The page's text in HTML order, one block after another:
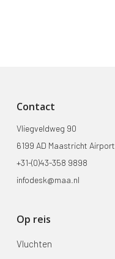
Contact
Vliegveldweg 90
6199 AD Maastricht Airport
+31-(0)43-358 9898
infodesk@maa.nl
Op reis
Vluchten